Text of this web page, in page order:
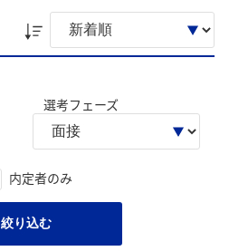
選考フェーズ
内定者のみ
絞り込む